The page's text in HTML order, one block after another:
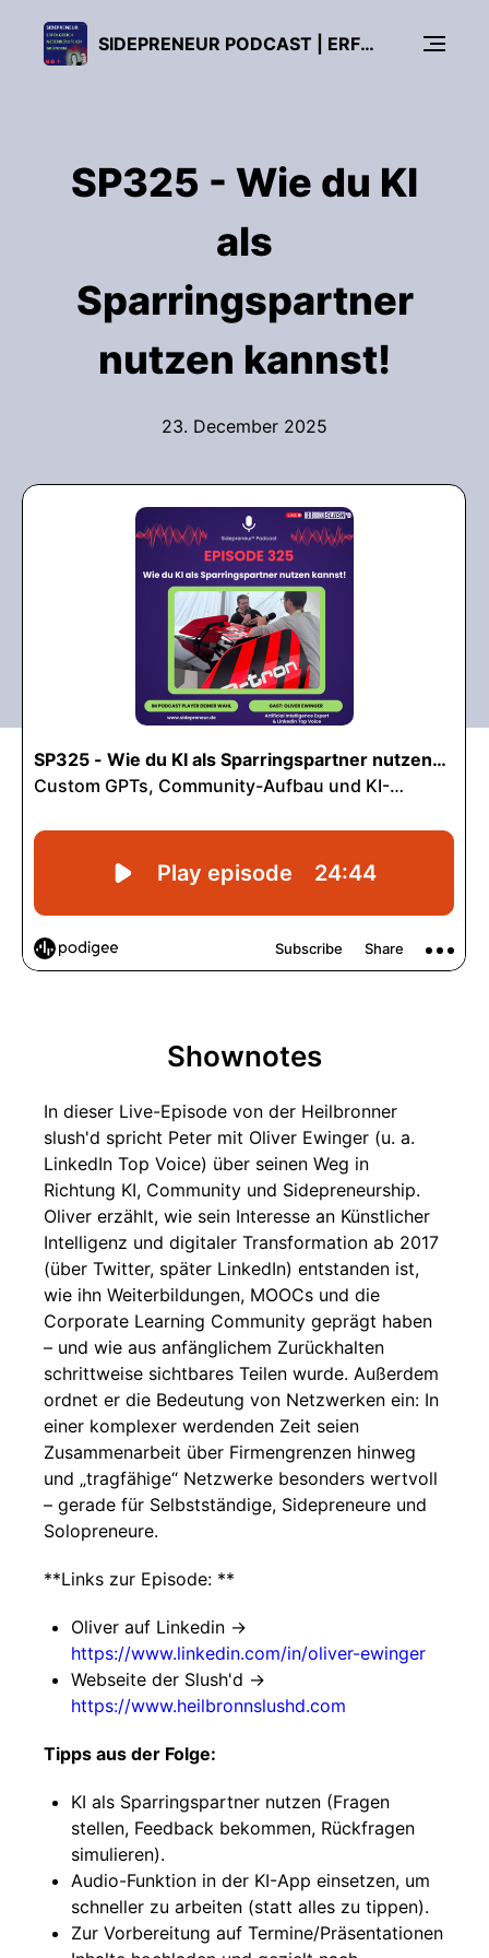
SIDEPRENEUR PODCAST | ERFOLGREICH NEBENBERUFLICH GRÜNDEN!
SP325 - Wie du KI
als
Sparringspartner
nutzen kannst!
23. December 2025
Shownotes
In dieser Live-Episode von der Heilbronner
slush'd spricht Peter mit Oliver Ewinger (u. a.
LinkedIn Top Voice) über seinen Weg in
Richtung KI, Community und Sidepreneurship.
Oliver erzählt, wie sein Interesse an Künstlicher
Intelligenz und digitaler Transformation ab 2017
(über Twitter, später LinkedIn) entstanden ist,
wie ihn Weiterbildungen, MOOCs und die
Corporate Learning Community geprägt haben
– und wie aus anfänglichem Zurückhalten
schrittweise sichtbares Teilen wurde. Außerdem
ordnet er die Bedeutung von Netzwerken ein: In
einer komplexer werdenden Zeit seien
Zusammenarbeit über Firmengrenzen hinweg
und „tragfähige“ Netzwerke besonders wertvoll
– gerade für Selbstständige, Sidepreneure und
Solopreneure.
**Links zur Episode: **
Oliver auf Linkedin ->
https://www.linkedin.com/in/oliver-ewinger
Webseite der Slush'd ->
https://www.heilbronnslushd.com
Tipps aus der Folge:
KI als Sparringspartner nutzen (Fragen
stellen, Feedback bekommen, Rückfragen
simulieren).
Audio-Funktion in der KI-App einsetzen, um
schneller zu arbeiten (statt alles zu tippen).
Zur Vorbereitung auf Termine/Präsentationen